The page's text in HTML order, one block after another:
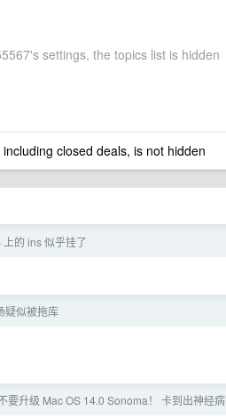
settings, the topics list is hidden
closed deals, is not hidden
上的 ins 似乎挂了
疑似被拖库
要升级 Mac OS 14.0 Sonoma！ 卡到出神经病